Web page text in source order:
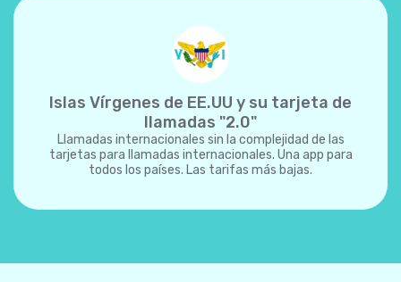
Islas Vírgenes de EE.UU y su tarjeta de
llamadas "2.0"
Llamadas internacionales sin la complejidad de las
tarjetas para llamadas internacionales. Una app para
todos los países. Las tarifas más bajas.